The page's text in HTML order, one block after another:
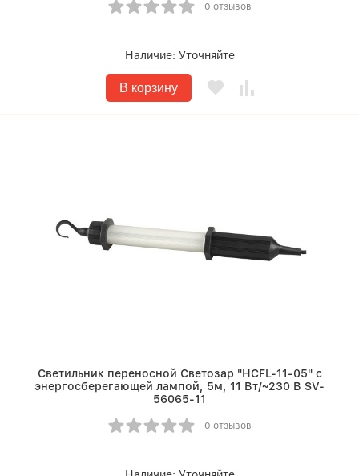
0 отзывов
Наличие: Уточняйте
В корзину
Светильник переносной Светозар "HCFL-11-05" с
энергосберегающей лампой, 5м, 11 Вт/~230 В SV-
56065-11
0 отзывов